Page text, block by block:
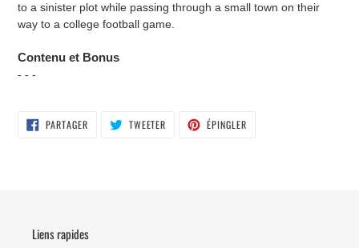
to a sinister plot while passing through a small town on their
way to a college football game.
Contenu et Bonus
- - -
PARTAGERPARTAGER
SUR
TWEETER TWEETER ÉPINGLER
Liens rapides